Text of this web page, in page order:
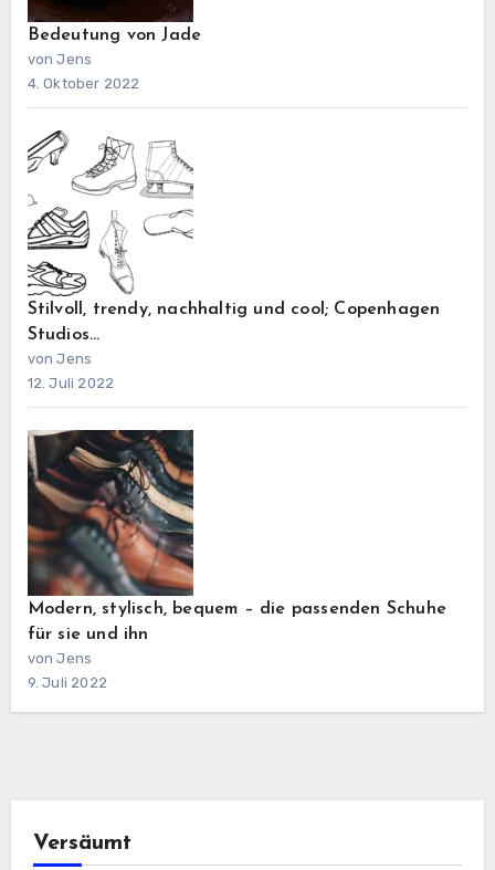
Bedeutung von Jade
von Jens
4. Oktober 2022
Stilvoll, trendy, nachhaltig und cool; Copenhagen
Studios…
von Jens
12. Juli 2022
Modern, stylisch, bequem – die passenden Schuhe
für sie und ihn
von Jens
9. Juli 2022
Versäumt